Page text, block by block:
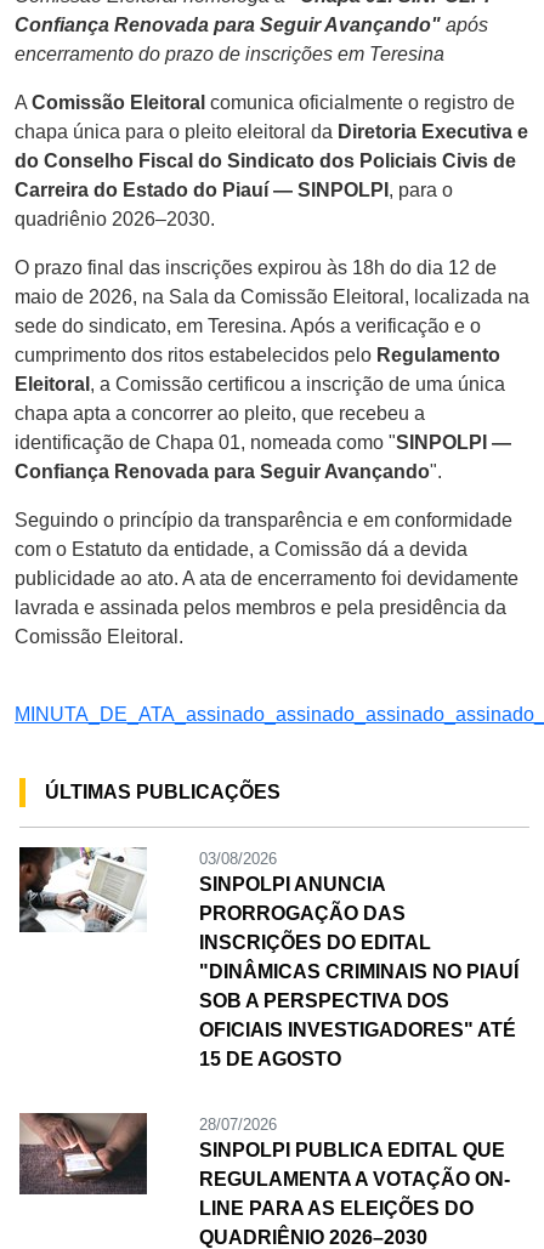
Confiança Renovada para Seguir Avançando" após
encerramento do prazo de inscrições em Teresina
A Comissão Eleitoral comunica oficialmente o registro de
chapa única para o pleito eleitoral da Diretoria Executiva e
do Conselho Fiscal do Sindicato dos Policiais Civis de
Carreira do Estado do Piauí — SINPOLPI , para o
quadriênio 2026–2030.
O prazo final das inscrições expirou às 18h do dia 12 de
maio de 2026, na Sala da Comissão Eleitoral, localizada na
sede do sindicato, em Teresina. Após a verificação e o
cumprimento dos ritos estabelecidos pelo Regulamento
Eleitoral , a Comissão certificou a inscrição de uma única
chapa apta a concorrer ao pleito, que recebeu a
identificação de Chapa 01, nomeada como "SINPOLPI —
Confiança Renovada para Seguir Avançando".
Seguindo o princípio da transparência e em conformidade
com o Estatuto da entidade, a Comissão dá a devida
publicidade ao ato. A ata de encerramento foi devidamente
lavrada e assinada pelos membros e pela presidência da
Comissão Eleitoral.
ÚLTIMAS PUBLICAÇÕES
03/08/2026
SINPOLPI ANUNCIA
PRORROGAÇÃO DAS
INSCRIÇÕES DO EDITAL
"DINÂMICAS CRIMINAIS NO PIAUÍ
SOB A PERSPECTIVA DOS
OFICIAIS INVESTIGADORES" ATÉ
15 DE AGOSTO
28/07/2026
SINPOLPI PUBLICA EDITAL QUE
REGULAMENTA A VOTAÇÃO ON-
LINE PARA AS ELEIÇÕES DO
QUADRIÊNIO 2026–2030